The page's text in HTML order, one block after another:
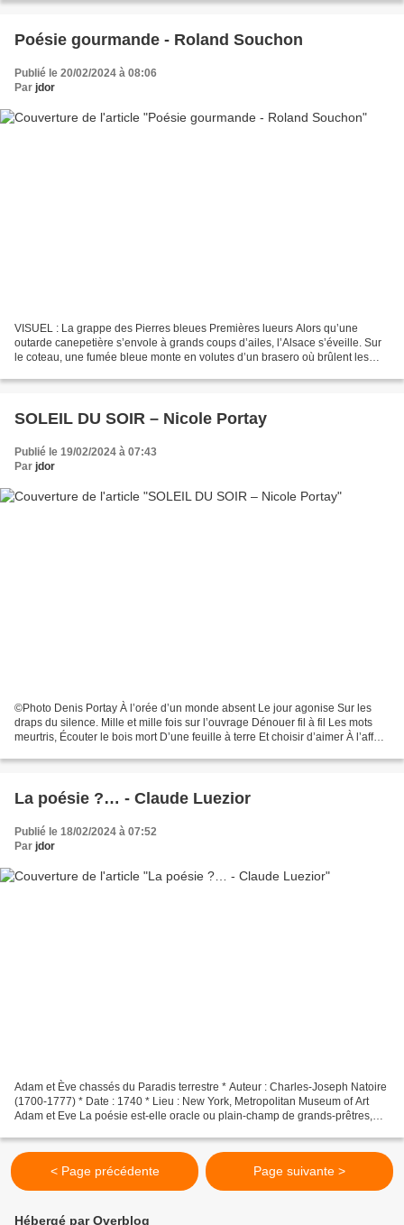
Poésie gourmande - Roland Souchon
Publié le 20/02/2024 à 08:06
Par jdor
VISUEL : La grappe des Pierres bleues Premières lueurs Alors qu’une
outarde canepetière s’envole à grands coups d’ailes, l’Alsace s’éveille. Sur
le coteau, une fumée bleue monte en volutes d’un brasero où brûlent les
SOLEIL DU SOIR – Nicole Portay
Publié le 19/02/2024 à 07:43
Par jdor
©Photo Denis Portay À l’orée d’un monde absent Le jour agonise Sur les
draps du silence. Mille et mille fois sur l’ouvrage Dénouer fil à fil Les mots
meurtris, Écouter le bois mort D’une feuille à terre Et choisir d’aimer À l’affût
La poésie ?… - Claude Luezior
Publié le 18/02/2024 à 07:52
Par jdor
Adam et Ève chassés du Paradis terrestre * Auteur : Charles-Joseph Natoire
(1700-1777) * Date : 1740 * Lieu : New York, Metropolitan Museum of Art
Adam et Eve La poésie est-elle oracle ou plain-champ de grands-prêtres,
< Page précédente Page suivante >
Hébergé par Overblog